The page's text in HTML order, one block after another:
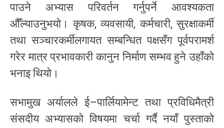
पाउने अभ्यास परिवर्तन गर्नुपर्ने आवश्यकता
औँल्याउनुभयो। कृषक, व्यवसायी, कर्मचारी, सुरक्षाकर्मी
तथा सञ्चारकर्मीलगायत सम्बन्धित पक्षसँग पूर्वपरामर्श
गरेर मात्र प्रभावकारी कानुन निर्माण सम्भव हुने उहाँको
भनाइ थियो।
सभामुख अर्यालले ई–पार्लियामेन्ट तथा प्रविधिमैत्री
संसदीय अभ्यासको विषयमा चर्चा गर्दै नयाँ पुस्ताको